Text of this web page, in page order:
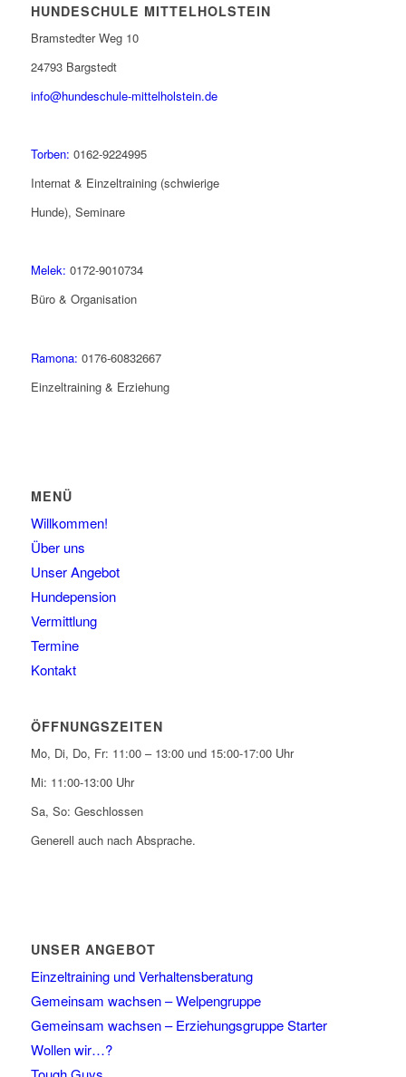
HUNDESCHULE MITTELHOLSTEIN
Bramstedter Weg 10
24793 Bargstedt
info@hundeschule-mittelholstein.de
Torben: 0162-9224995
Internat & Einzeltraining (schwierige
Hunde), Seminare
Melek: 0172-9010734
Büro & Organisation
Ramona: 0176-60832667
Einzeltraining & Erziehung
MENÜ
Willkommen!
Über uns
Unser Angebot
Hundepension
Vermittlung
Termine
Kontakt
ÖFFNUNGSZEITEN
Mo, Di, Do, Fr: 11:00 – 13:00 und 15:00-17:00 Uhr
Mi: 11:00-13:00 Uhr
Sa, So: Geschlossen
Generell auch nach Absprache.
UNSER ANGEBOT
Einzeltraining und Verhaltensberatung
Gemeinsam wachsen – Welpengruppe
Gemeinsam wachsen – Erziehungsgruppe Starter
Wollen wir…?